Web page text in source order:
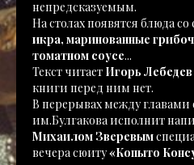
непредсказуемым.
На столах появятся блюда
икра, маринованные
томатном соусе...
Текст читает Игорь Лебедев
книги перед ним нет.
В перерывах между
им.Булгакова исполнит
Михаилом Зверевым
вечера сюиту«Копыто